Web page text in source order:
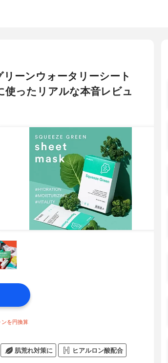
ーンウォータリーシート
使ったリアルな本音レビュ
を円換算
肌荒れ対策に ヒアルロン酸配合